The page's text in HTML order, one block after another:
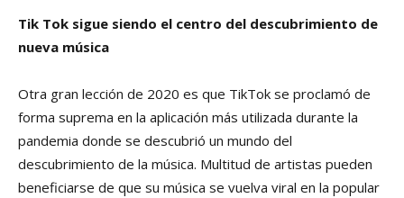
Tik Tok sigue siendo el centro del descubrimiento de
nueva música
Otra gran lección de 2020 es que TikTok se proclamó de
forma suprema en la aplicación más utilizada durante la
pandemia donde se descubrió un mundo del
descubrimiento de la música. Multitud de artistas pueden
beneficiarse de que su música se vuelva viral en la popular